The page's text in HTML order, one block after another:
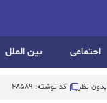
اجتماعی بین الملل
بدون نظر کد نوشته: 48589